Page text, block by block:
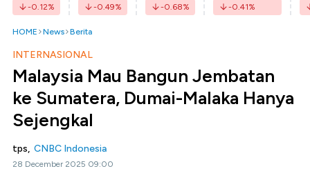
-0.12% -0.49% -0.68% -0.41%
HOME News Berita
INTERNASIONAL
Malaysia Mau Bangun Jembatan
ke Sumatera, Dumai-Malaka Hanya
Sejengkal
tps, CNBC Indonesia
28 December 2025 09:00